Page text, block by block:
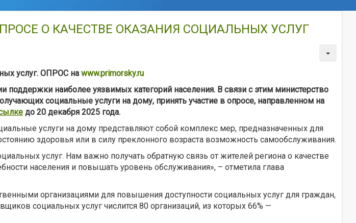
О КАЧЕСТВЕ ОКАЗАНИЯ СОЦИАЛЬНЫХ УСЛУГ
услуг. ОПРОС на www.primorsky.ru
поддержки наиболее уязвимых категорий населения. В связи с этим министерство
социальные услуги на дому, принять участие в опросе, направленном на
до 20 декабря 2025 года.
услуги на дому представляют собой комплекс мер, предназначенных для
здоровья или в силу преклонного возраста возможность самообслуживания.
услуг. Нам важно получать обратную связь от жителей региона о качестве
населения и повышать уровень обслуживания», – отметила глава
организациями для повышения доступности социальных услуг для граждан,
социальных услуг числится 80 организаций, из которых 66% —